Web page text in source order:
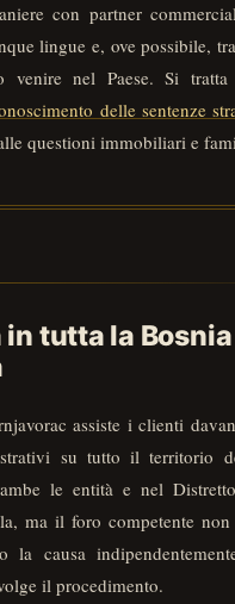
con partner
lingue e, ove possibile,
venire nel Paese. Si
delle sentenze
questioni immobiliari e
tutta la
assiste i clienti
su tutto il territorio
le entità e nel
ma il foro competente
la causa
il procedimento.